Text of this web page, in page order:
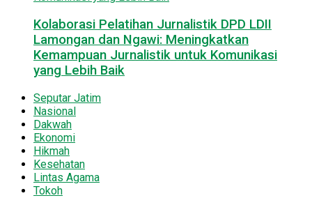
Kolaborasi Pelatihan Jurnalistik DPD LDII
Lamongan dan Ngawi: Meningkatkan
Kemampuan Jurnalistik untuk Komunikasi
yang Lebih Baik
Seputar Jatim
Nasional
Dakwah
Ekonomi
Hikmah
Kesehatan
Lintas Agama
Tokoh